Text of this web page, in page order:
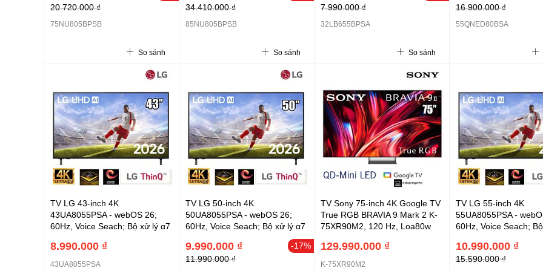
Pro (9.1.2 kênh),Nút AI mới,
điều khiển giọng nói, thao tác
20.720.000 ₫
75NU805BPSB
So sánh
Pro (9.1.2 kênh),Nút AI mới,
điều khiển giọng nói, thao tác
34.410.000 ₫
85NU805BPSB
So sánh
7.990.000 ₫
32LB655BPSA
So sánh
AI Sound Pro 2.0 20W;
Voice Pro; Wi-Fi 5; AN-
16.900.000 ₫
55QNED80BSA
TV LG 43-inch 4K
43UA8055PSA - webOS 26;
60Hz, Voice Seach; Bộ xử lý α7
20W,Nút AI mới, điều khiển
giọng nói, thao tác kéo thả trên
8.990.000 ₫
43UA8055PSA
TV LG 50-inch 4K
50UA8055PSA - webOS 26;
60Hz, Voice Seach; Bộ xử lý α7
AI Processor 4K Gen8 ; Loa
20W,Nút AI mới, điều khiển
giọng nói, thao tác kéo thả trên
-17%
9.990.000 ₫
11.990.000 ₫
TV Sony 75-inch 4K Google TV
True RGB BRAVIA 9 Mark 2 K-
75XR90M2, 120 Hz, Loa80w
Backlight Master Drive Pro),
RGB Triluminos Max, AI
129.990.000 ₫
K-75XR90M2
TV LG 55-inch 4K
55UA8055PSA -
60Hz, Voice Seach;
AI Processor 4K
20W,Nút AI mới, điều
giọng nói, thao tác kéo
10.990.000 ₫
15.590.000 ₫